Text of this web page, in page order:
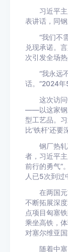
习近平主
表讲话，同钢
“我们不需
兑现承诺。
次引发全场热
“我永远不
话。”2024年
这次访问
——以这家钢
型工艺品。习
比‘铁杆’还要
钢厂热轧
者，习近平
前行的勇气”
人已5次到过
在两国元
不断拓展深
点项目匈塞
乘坐高铁，
对塞尔维亚
随着中塞